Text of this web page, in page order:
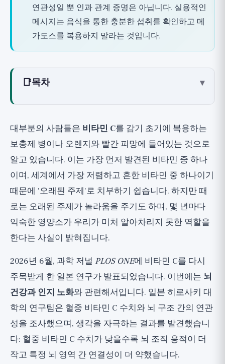
연관성일 뿐 인과 관계 증명은 아닙니다. 실용적인
메시지는 음식을 통한 충분한 섭취를 확인하고 메
가도스를 복용하지 말라는 것입니다.
📑목차 ▾
뇌와의 연관성: 가능한 메커니즘
현재 증거
연구 1: 일본 히로사키 대학, 2026
연구 2: 이전 단면 연구의 배경
연구 자체가 한계에 대해 말하는 것
통계적 연관성이 인과 관계와 다른 이유는 무
엇인가요?
비타민 C 메가도스를 복용하기 시작해야 할
연구에서 무엇을 얻을 수 있을까요?
넓은 관점
대부분의 사람들은 비타민 C를 감기 초기에 복용하는
보충제 병이나 오렌지와 빨간 피망에 들어있는 것으로
알고 있습니다. 이는 가장 먼저 발견된 비타민 중 하나
이며, 세계에서 가장 저렴하고 흔한 비타민 중 하나이기
때문에 '오래된 주제'로 치부하기 쉽습니다. 하지만 때
로는 오래된 주제가 놀라움을 주기도 하며, 몇 년마다
익숙한 영양소가 우리가 미처 알아차리지 못한 역할을
한다는 사실이 밝혀집니다.
2026년 6월, 과학 저널 PLOS ONE에 비타민 C를 다시
주목받게 한 일본 연구가 발표되었습니다. 이번에는 뇌
건강과 인지 노화와 관련해서입니다. 일본 히로사키 대
학의 연구팀은 혈중 비타민 C 수치와 뇌 구조 간의 연관
성을 조사했으며, 생각을 자극하는 결과를 발견했습니
다: 혈중 비타민 C 수치가 낮을수록 뇌 조직 용적이 더
작고 특정 뇌 영역 간 연결성이 더 약했습니다.